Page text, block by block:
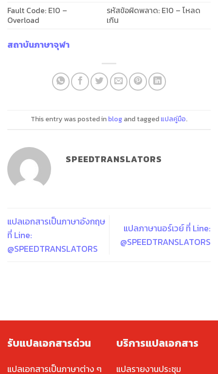
Fault Code: E10 –
Overload
รหัสข้อผิดพลาด: E10 – โหลด
เกิน
สถาบันภาษาจุฬา
This entry was posted inblogand taggedแปลคู่มือ.
SPEEDTRANSLATORS
แปลเอกสารเป็นภาษาอังกฤษ
ที่ Line:
@SPEEDTRANSLATORS
แปลภาษานอร์เวย์ ที่ Line:
@SPEEDTRANSLATORS
รับแปลเอกสารด่วน
แปลเอกสารเป็นภาษาต่าง ๆ
บริการแปลเอกสาร
แปลรายงานประชุม